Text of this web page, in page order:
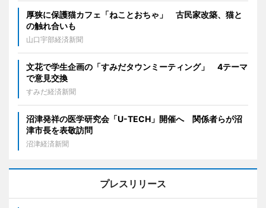
厚狭に保護猫カフェ「ねことおちゃ」 古民家改築、猫と
の触れ合いも
山口宇部経済新聞
文花で学生企画の「すみだタウンミーティング」 4テーマ
で意見交換
すみだ経済新聞
沼津発祥の医学研究会「U-TECH」開催へ 関係者らが沼
津市長を表敬訪問
沼津経済新聞
プレスリリース